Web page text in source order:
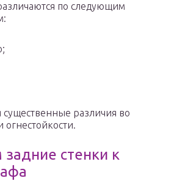
по следующим
различия во
огнестойкости.
стенки к